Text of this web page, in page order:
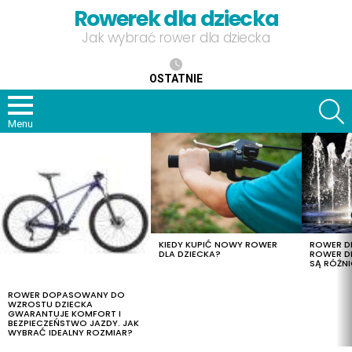
Rowerek dla dziecka
Jak wybrać rower dla dziecka
OSTATNIE
Menu
ROWER DOPASOWANY DO
WZROSTU DZIECKA
GWARANTUJE KOMFORT I
BEZPIECZEŃSTWO JAZDY. JAK
WYBRAĆ IDEALNY ROZMIAR?
KIEDY KUPIĆ NOWY ROWER
DLA DZIECKA?
ROWER
ROWER
SĄ